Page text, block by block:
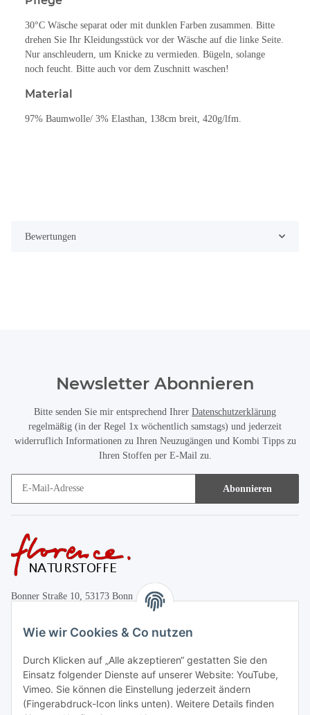
30°C Wäsche separat oder mit dunklen Farben zusammen. Bitte
drehen Sie Ihr Kleidungsstück vor der Wäsche auf die linke Seite.
Nur anschleudern, um Knicke zu vermieden. Bügeln, solange
noch feucht. Bitte auch vor dem Zuschnitt waschen!
Material
97% Baumwolle/ 3% Elasthan, 138cm breit, 420g/lfm.
Bewertungen
Newsletter Abonnieren
Bitte senden Sie mir entsprechend Ihrer Datenschutzerklärung
regelmäßig (in der Regel 1x wöchentlich samstags) und jederzeit
widerruflich Informationen zu Ihren Neuzugängen und Kombi Tipps zu
Ihren Stoffen per E-Mail zu.
Abonnieren
Bonner Straße 10, 53173 Bonn
Mo.-Fr. 10:00-17:00
Informationen
Wie wir Cookies & Co nutzen
Durch Klicken auf „Alle akzeptieren“ gestatten Sie den
Einsatz folgender Dienste auf unserer Website: YouTube,
Vimeo. Sie können die Einstellung jederzeit ändern
(Fingerabdruck-Icon links unten). Weitere Details finden